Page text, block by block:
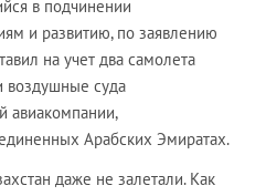
в подчинении
и развитию, по заявлению
на учет два самолета
воздушные суда
авиакомпании,
Арабских Эмиратах.
даже не залетали. Как